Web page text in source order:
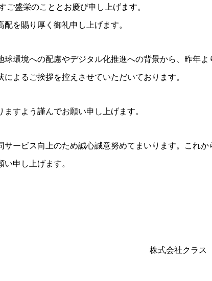
ご盛栄のこととお慶び申し上げます。
配を賜り厚く御礼申し上げます。
球環境への配慮やデジタル化推進への背景から、昨年よ
によるご挨拶を控えさせていただいております。
ますよう謹んでお願い申し上げます。
サービス向上のため誠心誠意努めてまいります。これか
申し上げます。
株式会社クラ